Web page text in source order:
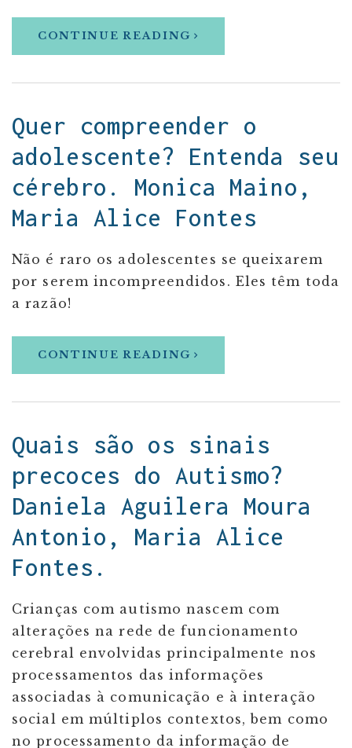
CONTINUE READING
Quer compreender o
adolescente? Entenda seu
cérebro. Monica Maino,
Maria Alice Fontes
Não é raro os adolescentes se queixarem
por serem incompreendidos. Eles têm toda
a razão!
CONTINUE READING
Quais são os sinais
precoces do Autismo?
Daniela Aguilera Moura
Antonio, Maria Alice
Fontes.
Crianças com autismo nascem com
alterações na rede de funcionamento
cerebral envolvidas principalmente nos
processamentos das informações
associadas à comunicação e à interação
social em múltiplos contextos, bem como
no processamento da informação de